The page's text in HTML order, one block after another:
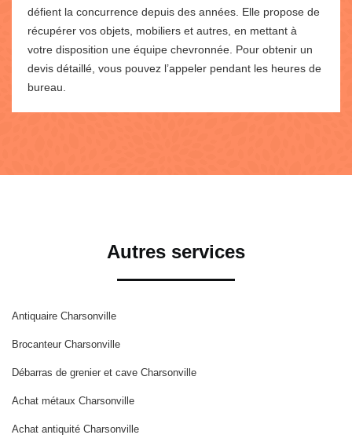
défient la concurrence depuis des années. Elle propose de
récupérer vos objets, mobiliers et autres, en mettant à
votre disposition une équipe chevronnée. Pour obtenir un
devis détaillé, vous pouvez l’appeler pendant les heures de
bureau.
Autres services
Antiquaire Charsonville
Brocanteur Charsonville
Débarras de grenier et cave Charsonville
Achat métaux Charsonville
Achat antiquité Charsonville